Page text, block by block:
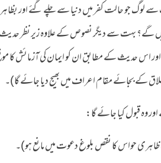
سے لوگ جو حالت کفر میں دنیا سے چلے گئے اور
گے؟ بہت سے دیگر نصوص کے علاوہ زیر نظر
اس حدیث کے مطابق ان کو ایمان کی آزمائش کا
کے بجائے مقام اعراف میں بھیج دیا جائے گا)۔
وہ قبول کیا جائے گا: